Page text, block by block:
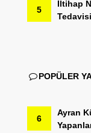
5
İltihap
POPÜLER
6
Ayran